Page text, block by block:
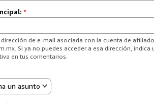
*
de e-mail asociada con la cuenta de
Si ya no puedes acceder a esa dirección, indica
en tus comentarios.
un asunto